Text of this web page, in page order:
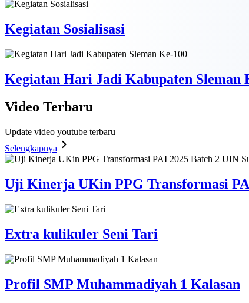
Kegiatan Sosialisasi
Kegiatan Hari Jadi Kabupaten Sleman
Video Terbaru
Update video youtube terbaru
Selengkapnya
Uji Kinerja UKin PPG Transformasi
Extra kulikuler Seni Tari
Profil SMP Muhammadiyah 1 Kalasan